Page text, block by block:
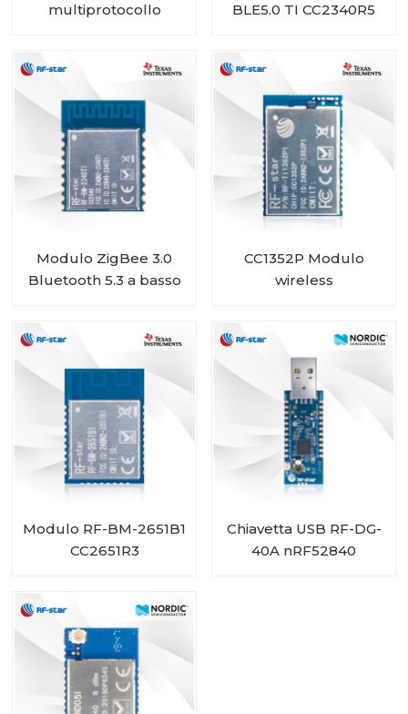
multiprotocollo
BLE5.0 TI CC2340R5
Modulo ZigBee 3.0
Bluetooth 5.3 a basso
utilizzo RF-BM-2340T1
CC1352P Modulo
wireless
e 2,4 GHz RF-TI1352P1
Modulo RF-BM-2651B1
CC2651R3
Chiavetta USB RF-DG-
40A nRF52840